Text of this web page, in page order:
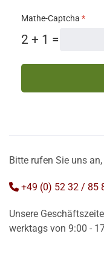
Mathe-Captcha *
2 + 1 =
Bitte rufen Sie uns
+49 (0) 52 32 / 85
Unsere
werktags von 9:00 -